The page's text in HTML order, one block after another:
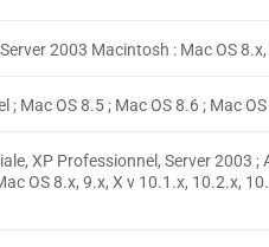
2003 Macintosh : Mac OS
Mac OS 8.5 ; Mac OS 8.6 ; Mac
XP Professionnel, Server 2003
OS 8.x, 9.x, X v 10.1.x, 10.2.x,